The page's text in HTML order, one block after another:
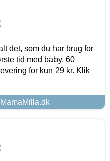
det, som du har brug for
tid med baby. 60
for kun 29 kr. Klik